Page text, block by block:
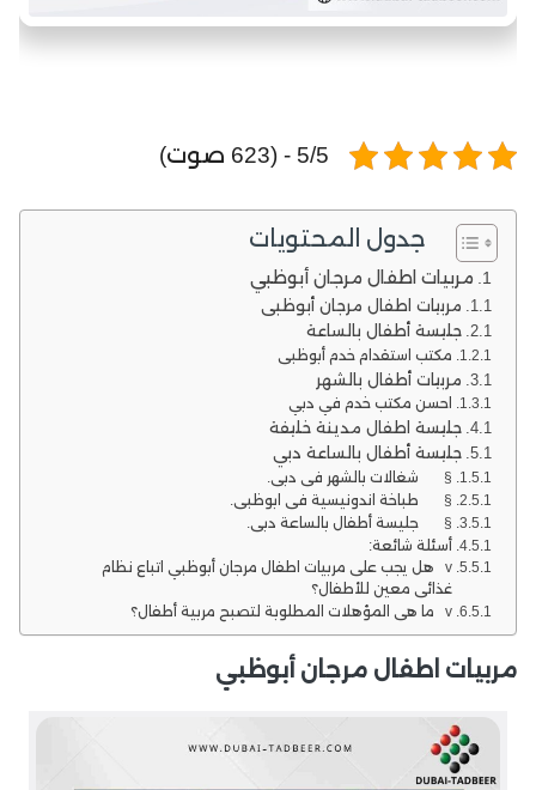
5/5 - (623 صوت)
جدول المحتويات
مربيات اطفال مرجان أبوظبي
مربيات اطفال مرجان أبوظبي
جليسة أطفال بالساعة
مكتب استقدام خدم أبوظبي
مربيات أطفال بالشهر
احسن مكتب خدم في دبي
جليسة اطفال مدينة خليفة
جليسة أطفال بالساعة دبي
§ شغالات بالشهر في دبي.
§ طباخة اندونيسية في ابوظبي.
§ جليسة أطفال بالساعة دبي.
أسئلة شائعة:
v هل يجب على مربيات اطفال مرجان أبوظبي اتباع نظام
غذائي معين للأطفال؟
v ما هي المؤهلات المطلوبة لتصبح مربية أطفال؟
مربيات اطفال مرجان أبوظبي